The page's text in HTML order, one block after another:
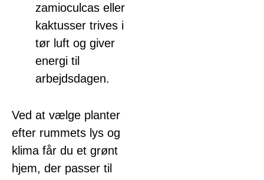
zamioculcas eller
kaktusser trives i
tør luft og giver
energi til
arbejdsdagen.
Ved at vælge planter
efter rummets lys og
klima får du et grønt
hjem, der passer til